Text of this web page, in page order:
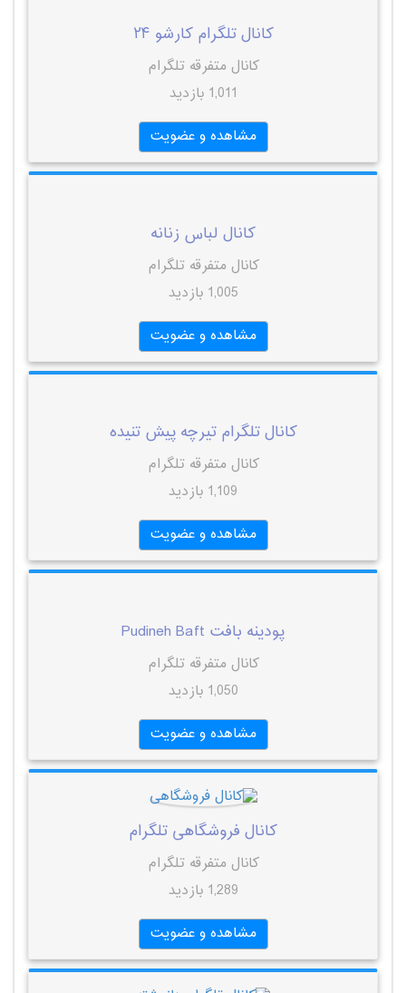
کانال تلگرام کارشو ۲۴
کانال متفرقه تلگرام
1,011 بازدید
مشاهده و عضویت
کانال لباس زنانه
کانال متفرقه تلگرام
1,005 بازدید
مشاهده و عضویت
کانال تلگرام تیرچه پیش تنیده
کانال متفرقه تلگرام
1,109 بازدید
مشاهده و عضویت
پودینه بافت Pudineh Baft
کانال متفرقه تلگرام
1,050 بازدید
مشاهده و عضویت
کانال فروشگاهی تلگرام
کانال متفرقه تلگرام
1,289 بازدید
مشاهده و عضویت